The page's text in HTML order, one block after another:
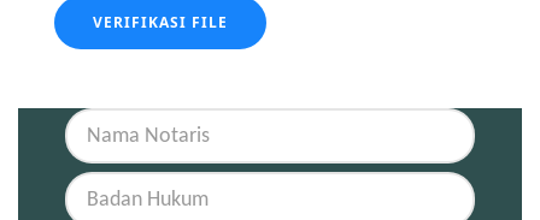
VERIFIKASI FILE